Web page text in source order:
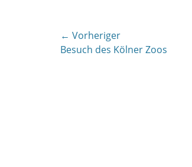
Beitragsnavigation
← Vorheriger
Vorheriger
Besuch des Kölner Zoos